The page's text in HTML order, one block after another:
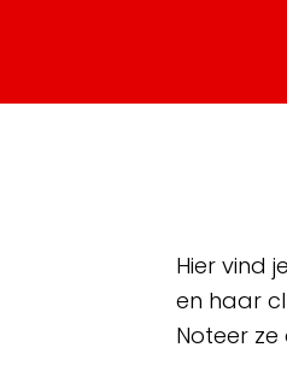
Hier vind
en haar
Noteer